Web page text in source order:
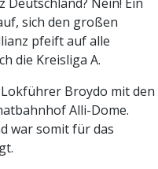
sich den großen
pfeift auf alle
die Kreisliga A.
Broydo mit den
Alli-Dome.
war somit für das